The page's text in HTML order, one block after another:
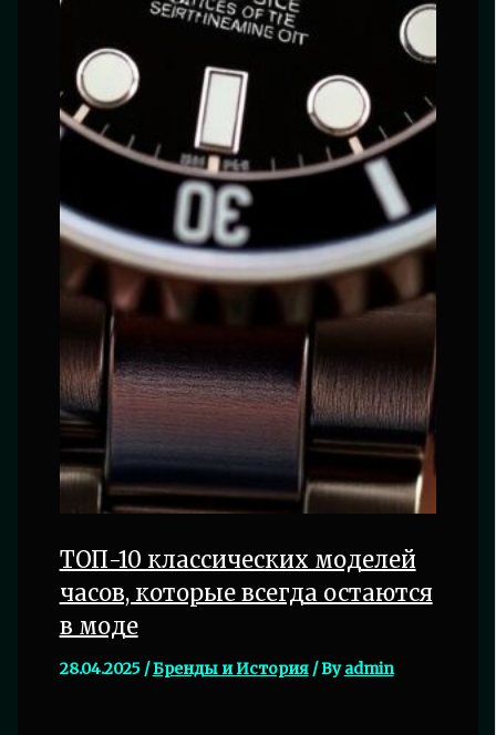
ТОП-10 классических моделей
часов, которые всегда остаются
в моде
28.04.2025 /Бренды и История/ Byadmin